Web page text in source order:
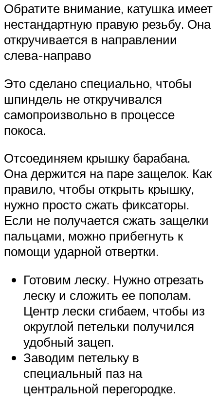
Обратите внимание, катушка имеет
нестандартную правую резьбу. Она
откручивается в направлении
слева-направо
Это сделано специально, чтобы
шпиндель не откручивался
самопроизвольно в процессе
покоса.
Отсоединяем крышку барабана.
Она держится на паре защелок. Как
правило, чтобы открыть крышку,
нужно просто сжать фиксаторы.
Если не получается сжать защелки
пальцами, можно прибегнуть к
помощи ударной отвертки.
Готовим леску. Нужно отрезать
леску и сложить ее пополам.
Центр лески сгибаем, чтобы из
округлой петельки получился
удобный зацеп.
Заводим петельку в
специальный паз на
центральной перегородке.